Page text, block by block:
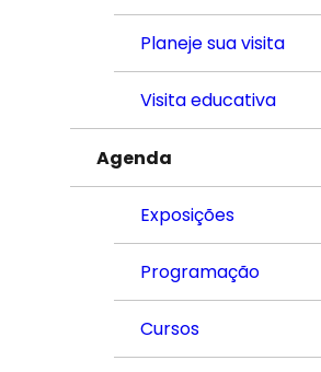
Planeje sua visita
Visita educativa
Agenda
Exposições
Programação
Cursos